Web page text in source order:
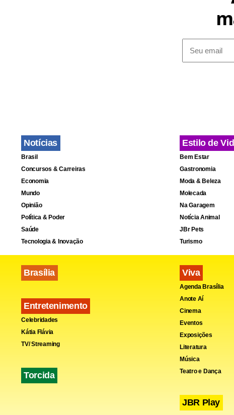
Notícias
Brasil
Concursos & Carreiras
Economia
Mundo
Opinião
Política & Poder
Saúde
Tecnologia & Inovação
Brasília
Entretenimento
Celebridades
Kátia Flávia
TV/ Streaming
Torcida
Estilo de
Bem Estar
Gastronomia
Moda & Beleza
Molecada
Na Garagem
Notícia Animal
JBr Pets
Turismo
Viva
Agenda Brasília
Anote Aí
Cinema
Eventos
Exposições
Literatura
Música
Teatro e Dança
JBR Play